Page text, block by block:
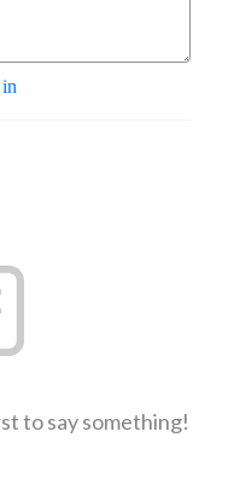
to say something!